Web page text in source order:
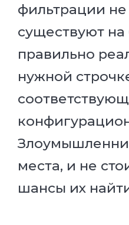
фильтрации не
существуют на
правильно
нужной
места, и не
шансы их